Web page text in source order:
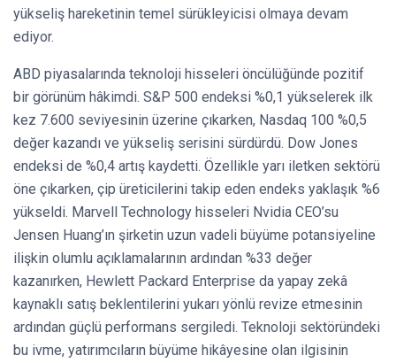
yükseliş hareketinin temel sürükleyicisi olmaya devam
ediyor.
ABD piyasalarında teknoloji hisseleri öncülüğünde pozitif
bir görünüm hâkimdi. S&P 500 endeksi %0,1 yükselerek ilk
kez 7.600 seviyesinin üzerine çıkarken, Nasdaq 100 %0,5
değer kazandı ve yükseliş serisini sürdürdü. Dow Jones
endeksi de %0,4 artış kaydetti. Özellikle yarı iletken sektörü
öne çıkarken, çip üreticilerini takip eden endeks yaklaşık %6
yükseldi. Marvell Technology hisseleri Nvidia CEO’su
Jensen Huang’ın şirketin uzun vadeli büyüme potansiyeline
ilişkin olumlu açıklamalarının ardından %33 değer
kazanırken, Hewlett Packard Enterprise da yapay zekâ
kaynaklı satış beklentilerini yukarı yönlü revize etmesinin
ardından güçlü performans sergiledi. Teknoloji sektöründeki
bu ivme, yatırımcıların büyüme hikâyesine olan ilgisinin